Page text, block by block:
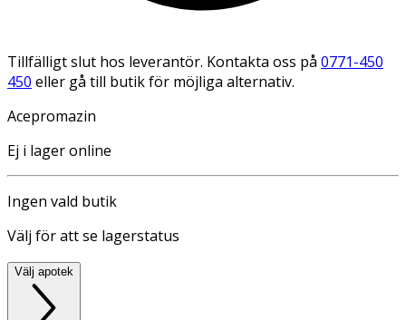
Tillfälligt slut hos leverantör. Kontakta oss på 0771-450
450 eller gå till butik för möjliga alternativ.
Acepromazin
Ej i lager online
Ingen vald butik
Välj för att se lagerstatus
Välj apotek